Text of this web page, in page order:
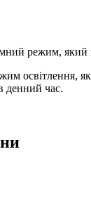
режим, який
освітлення,
денний час.